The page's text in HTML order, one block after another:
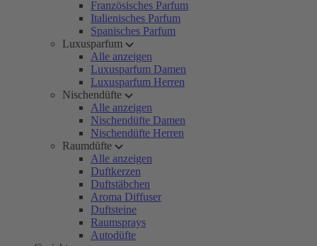
Französisches Parfum
Italienisches Parfum
Spanisches Parfum
Luxusparfum
Alle anzeigen
Luxusparfum Damen
Luxusparfum Herren
Nischendüfte
Alle anzeigen
Nischendüfte Damen
Nischendüfte Herren
Raumdüfte
Alle anzeigen
Duftkerzen
Duftstäbchen
Aroma Diffuser
Duftsteine
Raumsprays
Autodüfte